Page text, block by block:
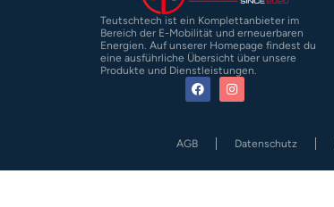
Teutschtech ist ein Komplettanbieter im
Bereich der E-Mobilität und erneuerbaren
Energien. Auf unserer Homepage findest du
eine ausführliche Übersicht über unsere
Produkte und Dienstleistungen.
AGB Datenschutz